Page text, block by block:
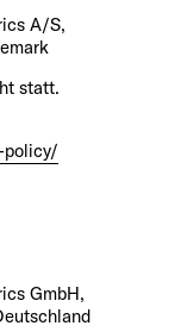
A/S,
statt.
policy/